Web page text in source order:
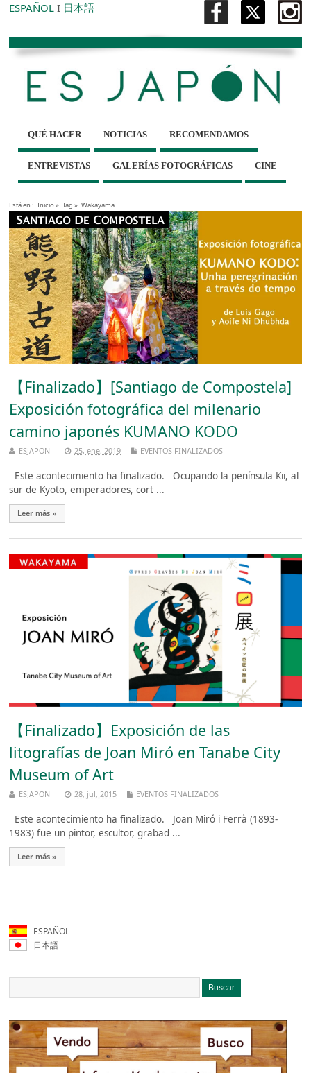
ESPAÑOL I 日本語
QUÉ HACER NOTICIAS RECOMENDAMOS
ENTREVISTAS GALERÍAS FOTOGRÁFICAS CINE
Está en : Inicio» Tag » Wakayama
【Finalizado】[Santiago de Compostela]
Exposición fotográfica del milenario
camino japonés KUMANO KODO
ESJAPON 25, ene, 2019 EVENTOS FINALIZADOS
Este acontecimiento ha finalizado. Ocupando la península Kii, al
sur de Kyoto, emperadores, cort ...
Leer más »
【Finalizado】Exposición de las
litografías de Joan Miró en Tanabe City
Museum of Art
ESJAPON 28, jul, 2015 EVENTOS FINALIZADOS
Este acontecimiento ha finalizado. Joan Miró i Ferrà (1893-
1983) fue un pintor, escultor, grabad ...
Leer más »
ESPAÑOL
日本語